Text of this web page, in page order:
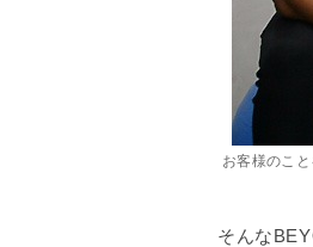
お客様のこ
そんな